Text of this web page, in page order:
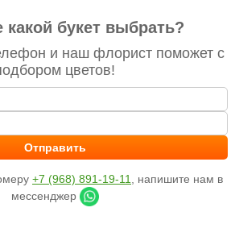
какой букет выбрать?
и наш флорист поможет с
цветов!
+7 (968) 891-19-11
, напишите нам в
мессенджер